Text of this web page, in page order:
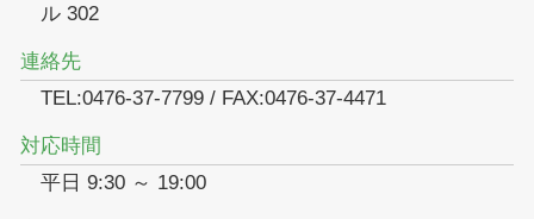
ル 302
連絡先
TEL:0476-37-7799 / FAX:0476-37-4471
対応時間
平日 9:30 ～ 19:00